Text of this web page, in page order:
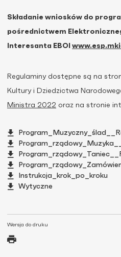
Wersja do druku
Składanie wniosków do
pośrednictwem
Interesanta EBOI
Regulaminy dostępne są na
Kultury i Dziedzictwa
Ministra 2022 oraz na stronie
Instrukcja_krok_po_kroku
Wytyczne